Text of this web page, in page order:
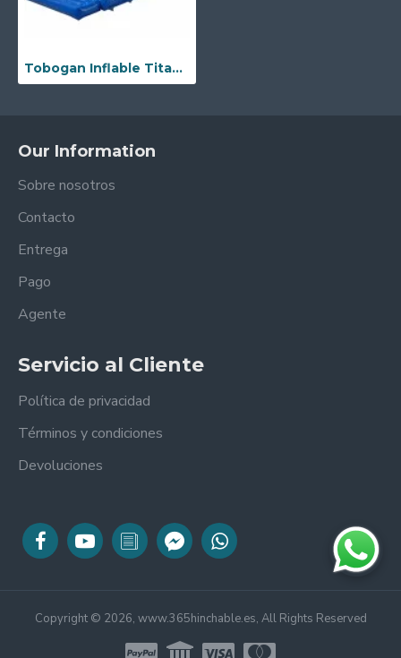
Tobogan Inflable Titanic
Our Information
Sobre nosotros
Contacto
Entrega
Pago
Agente
Servicio al Cliente
Política de privacidad
Términos y condiciones
Devoluciones
Copyright © 2026, www.365hinchable.es, All Rights Reserved